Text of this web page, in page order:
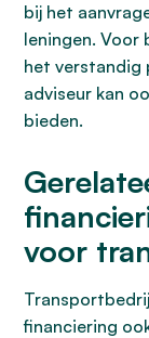
bij het
leningen. Voor
het verstandig
adviseur kan
bieden.
voor
financiering